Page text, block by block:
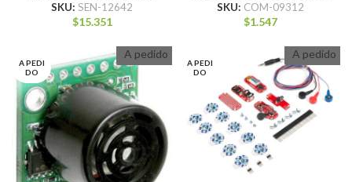
SKU: SEN-12642
$15.351
SKU: COM-09312
$1.547
A PEDI
DO
A pedido
A PEDI
DO
A pedido